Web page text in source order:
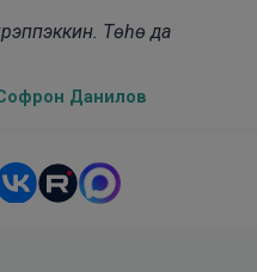
Төһө да
Данилов